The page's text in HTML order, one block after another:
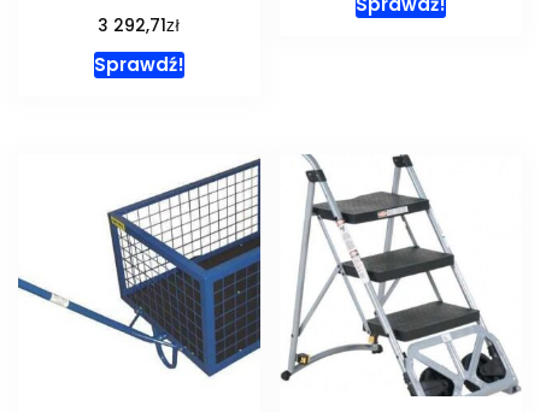
3 292,71zł
Sprawdź!